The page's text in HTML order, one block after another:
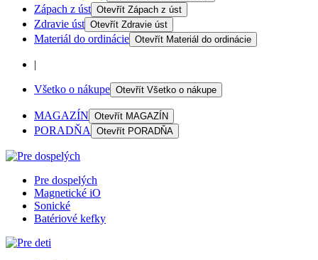
Zápach z úst Otevřít Zápach z úst
Zdravie úst Otevřít Zdravie úst
Materiál do ordinácie Otevřít Materiál do ordinácie
|
Všetko o nákupe Otevřít Všetko o nákupe
MAGAZÍN Otevřít MAGAZÍN
PORADŇA Otevřít PORADŇA
Pre dospelých
Magnetické iO
Sonické
Batériové kefky